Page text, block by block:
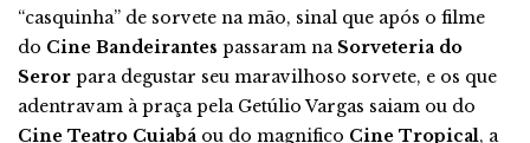
“casquinha” de sorvete na mão, sinal que após o filme
do Cine Bandeirantes passaram na Sorveteria do
Seror para degustar seu maravilhoso sorvete, e os que
adentravam à praça pela Getúlio Vargas saiam ou do
Cine Teatro Cuiabá ou do magnifico Cine Tropical, a